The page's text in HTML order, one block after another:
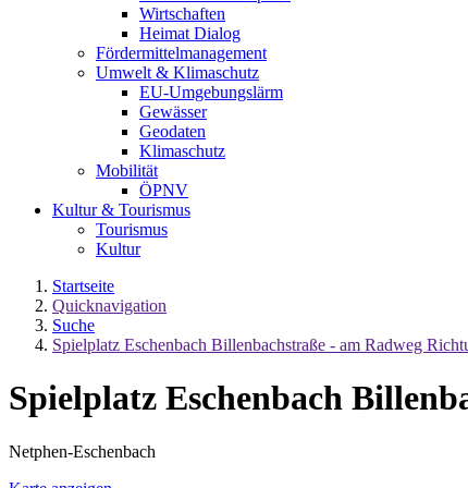
Wirtschaften
Heimat Dialog
Fördermittelmanagement
Umwelt & Klimaschutz
EU-Umgebungslärm
Gewässer
Geodaten
Klimaschutz
Mobilität
ÖPNV
Kultur & Tourismus
Tourismus
Kultur
Startseite
Quicknavigation
Suche
Spielplatz Eschenbach Billenbachstraße - am Radweg
Spielplatz Eschenbach
Netphen-Eschenbach